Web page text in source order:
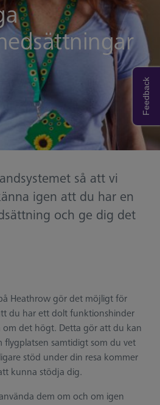
så att vi
igen att du har en
och ge dig det
Heathrow gör det möjligt för
du har ett dolt funktionshinder
det högt. Detta gör att du kan
flygplatsen samtidigt som du vet
stöd under din resa kommer
kunna stödja dig.
dem om och om igen
Feedback